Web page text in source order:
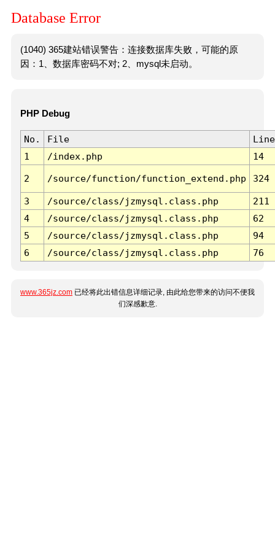
Database Error
(1040) 365建站错误警告：连接数据库失败，可能的原
因：1、数据库密码不对; 2、mysql未启动。
PHP Debug
No. File
Line
1
/index.php 14
2 /source/function/function_extend.php 324
3 /source/class/jzmysql.class.php
211
4
/source/class/jzmysql.class.php
62
5
/source/class/jzmysql.class.php
94
6
/source/class/jzmysql.class.php 76
www.365jz.com 已经将此出错信息详细记录, 由此给您带来的访问不便我
们深感歉意.